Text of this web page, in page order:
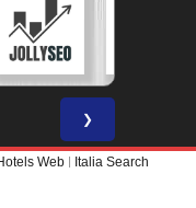
❯
Web | Italia Search